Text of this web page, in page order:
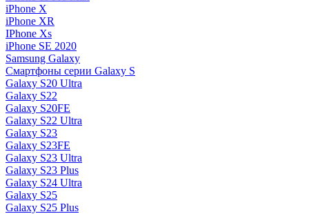
iPhone X
iPhone XR
IPhone Xs
iPhone SE 2020
Samsung Galaxy
Смартфоны серии Galaxy S
Galaxy S20 Ultra
Galaxy S22
Galaxy S20FE
Galaxy S22 Ultra
Galaxy S23
Galaxy S23FE
Galaxy S23 Ultra
Galaxy S23 Plus
Galaxy S24 Ultra
Galaxy S25
Galaxy S25 Plus